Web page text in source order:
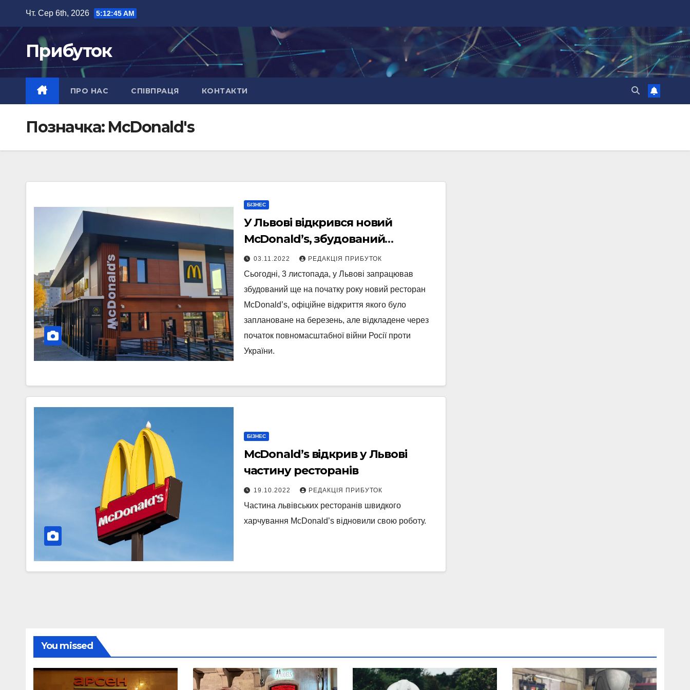
вмісту
Чт. Сер 6th, 2026 5:12:46 AM
Прибуток
ПРО НАС СПІВПРАЦЯ КОНТАКТИ
Позначка: McDonald's
БІЗНЕС
У Львові відкрився новий
McDonald’s, збудований
напередодні війни
03.11.2022 РЕДАКЦІЯ ПРИБУТОК
Сьогодні, 3 листопада, у Львові запрацював
збудований ще на початку року новий ресторан
McDonald’s, офіційне відкриття якого було
заплановане на березень, але відкладене через
початок повномасштабної війни Росії проти
України.
БІЗНЕС
McDonald’s відкрив у Львові
частину ресторанів
19.10.2022 РЕДАКЦІЯ ПРИБУТОК
Частина львівських ресторанів швидкого
харчування McDonald’s відновили свою роботу.
You missed